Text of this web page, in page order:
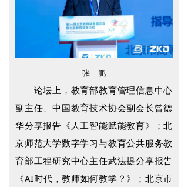
张 鹏
论坛上，教育部教育管理信息中心
副主任、中国教育技术协会副会长曾德
华分享报告《人工智能赋能教育》；北
京师范大学数字学习与教育公共服务教
育部工程研究中心主任武法提分享报告
《AI时代，教师如何教学？》；北京市